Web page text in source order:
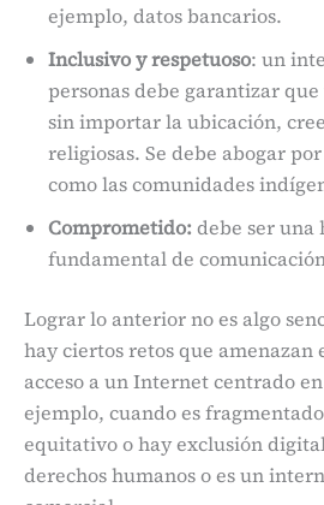
ejemplo, datos bancarios.
Inclusivo y respetuoso: un
personas debe garantizar
sin importar la ubicación,
religiosas. Se debe abogar
como las comunidades
Comprometido: debe ser
fundamental de
Lograr lo anterior no es algo
hay ciertos retos que
acceso a un Internet centrado
ejemplo, cuando es
equitativo o hay exclusión
derechos humanos o es un